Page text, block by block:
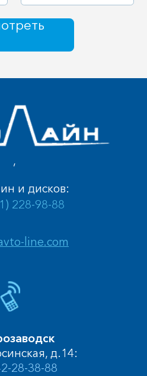
,
line.com
и дисков:
228-98-88
д.14:
28-38-88